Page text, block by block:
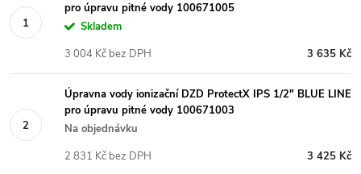
pro úpravu pitné vody 100671005
Skladem
3 635 Kč
3 004 Kč bez DPH
Úpravna vody ionizační DZD ProtectX IPS 1/2" BLUE LINE
pro úpravu pitné vody 100671003
Na objednávku
3 425 Kč
2 831 Kč bez DPH